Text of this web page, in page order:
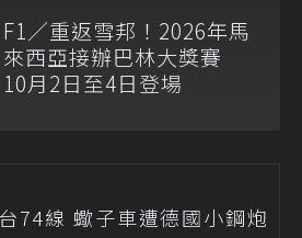
F1／重返雪邦！2026年馬
來西亞接辦巴林大獎賽
10月2日至4日登場
74線 蠍子車遭德國小鋼炮